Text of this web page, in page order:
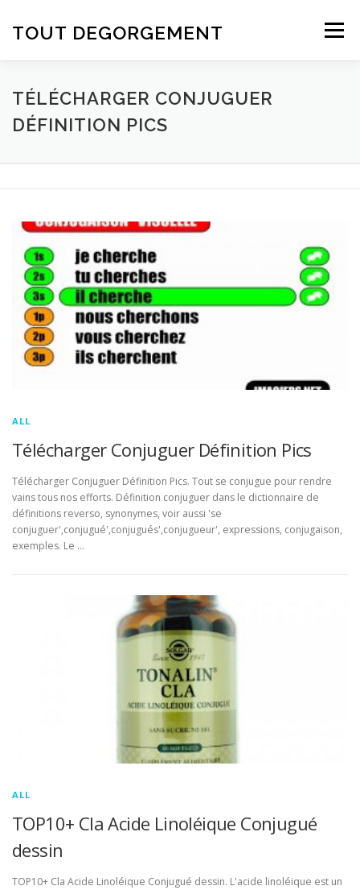
TOUT DEGORGEMENT Menu
TÉLÉCHARGER CONJUGUER
DÉFINITION PICS
ALL
Télécharger Conjuguer Définition Pics
Télécharger Conjuguer Définition Pics. Tout se conjugue pour rendre
vains tous nos efforts. Définition conjuguer dans le dictionnaire de
définitions reverso, synonymes, voir aussi 'se
conjuguer',conjugué',conjugués',conjugueur', expressions, conjugaison,
exemples. Le …
ALL
TOP10+ Cla Acide Linoléique Conjugué
dessin
TOP10+ Cla Acide Linoléique Conjugué dessin. L'acide linoléique est un